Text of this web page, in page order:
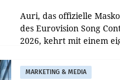
Auri, das offizielle
des Eurovision Song
2026, kehrt mit einem
zurück. In der neuen
MARKETING & MEDIA